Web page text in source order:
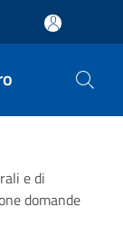
e di
domande